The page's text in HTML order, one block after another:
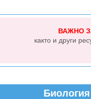
ВАЖНО
както и други